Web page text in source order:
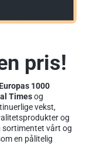
pris!
1000
Timesog
vekst,
og
sortimentet vårt og
en pålitelig